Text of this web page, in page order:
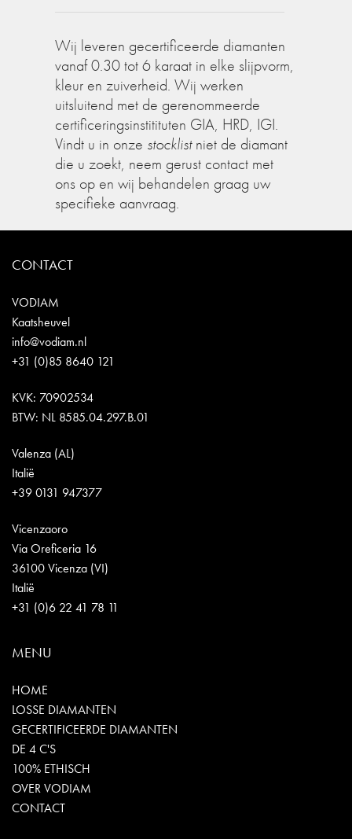
Wij leveren gecertificeerde diamanten
vanaf 0.30 tot 6 karaat in elke slijpvorm,
kleur en zuiverheid. Wij werken
uitsluitend met de gerenommeerde
certificeringsinstitituten GIA, HRD, IGI.
Vindt u in onze stocklistniet de diamant
die u zoekt, neem gerust contact met
ons op en wij behandelen graag uw
specifieke aanvraag.
CONTACT
VODIAM
Kaatsheuvel
info@vodiam.nl
+31 (0)85 8640 121
KVK: 70902534
BTW: NL 8585.04.297.B.01
Valenza (AL)
Italië
+39 0131 947377
Vicenzaoro
Via Oreficeria 16
36100 Vicenza (VI)
Italië
+31 (0)6 22 41 78 11
MENU
HOME
LOSSE DIAMANTEN
GECERTIFICEERDE DIAMANTEN
DE 4 C'S
100% ETHISCH
OVER VODIAM
CONTACT